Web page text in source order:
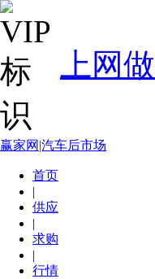
上网
赢家网|汽车后市场
首页
|
供应
|
求购
|
行情